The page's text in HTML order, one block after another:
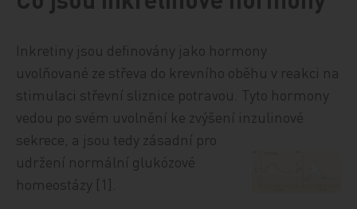
Inkretiny jsou definovány jako hormony
uvolňované ze střeva do krevního oběhu v reakci na
stimulaci střevní sliznice potravou. Tyto hormony
vedou po svém uvolnění ke zvýšení inzulinové
sekrece, a jsou tedy zásadní pro
udržení normální glukózové
homeostázy [1].